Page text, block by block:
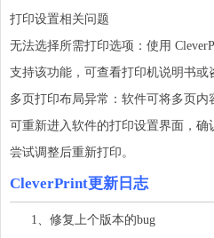
打印设置相关问题
无法选择所需打印选项：使用
支持该功能，可查看打印机说明书或
多页打印布局异常：软件可将多页
可重新进入软件的打印设置界面，
尝试调整后重新打印。
CleverPrint更新日志
1、修复上个版本的bug